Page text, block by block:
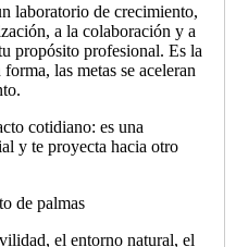
laboratorio de crecimiento,
a la colaboración y a
propósito profesional. Es la
las metas se aceleran
cotidiano: es una
y te proyecta hacia otro
de palmas
el entorno natural, el